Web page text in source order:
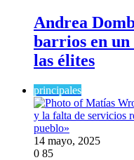
Andrea
barrios en
las élites
principales
14 mayo, 2025
0 85